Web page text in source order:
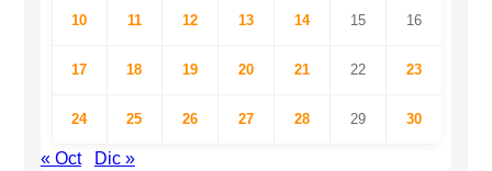
10 11 12 13 14 15 16
17 18 19 20 21 22 23
24 25 26 27 28 29 30
« Oct Dic »